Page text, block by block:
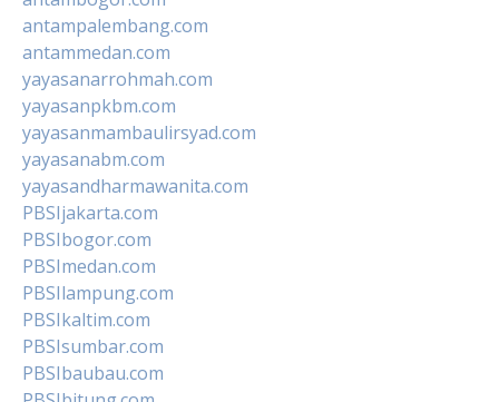
antampalembang.com
antammedan.com
yayasanarrohmah.com
yayasanpkbm.com
yayasanmambaulirsyad.com
yayasanabm.com
yayasandharmawanita.com
PBSIjakarta.com
PBSIbogor.com
PBSImedan.com
PBSIlampung.com
PBSIkaltim.com
PBSIsumbar.com
PBSIbaubau.com